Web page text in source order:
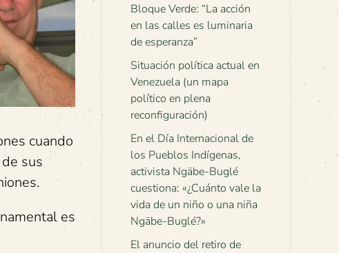
cuando
sus
es
Bloque Verde: “La acción
en las calles es luminaria
de esperanza”
Situación política actual en
Venezuela (un mapa
político en plena
reconfiguración)
En el Día Internacional de
los Pueblos Indígenas,
activista Ngäbe-Buglé
cuestiona: «¿Cuánto vale la
vida de un niño o una niña
Ngäbe-Buglé?»
El anuncio del retiro de